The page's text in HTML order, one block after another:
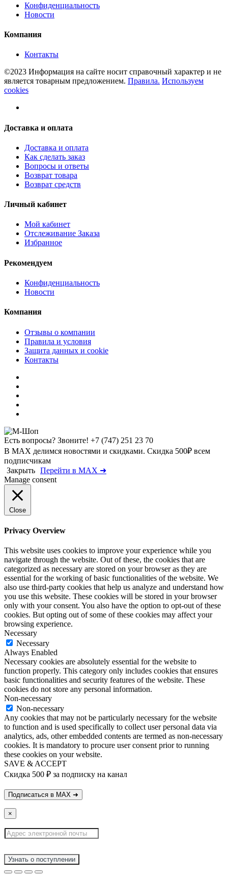
Конфиденциальность
Новости
Компания
Контакты
©2023 Информация на сайте носит справочный характер и не
является товарным предложением. Правила. Используем
cookies
Доставка и оплата
Доставка и оплата
Как сделать заказ
Вопросы и ответы
Возврат товара
Возврат средств
Личный кабинет
Мой кабинет
Отслеживание Заказа
Избранное
Рекомендуем
Конфиденциальность
Новости
Компания
Отзывы о компании
Правила и условия
Защита данных и cookie
Контакты
Есть вопросы? Звоните! +7 (747) 251 23 70
В MAX делимся новостями и скидками. Скидка 500₽ всем
подписчикам
Закрыть Перейти в MAX ➜
Manage consent
Close
Privacy Overview
This website uses cookies to improve your experience while you
navigate through the website. Out of these, the cookies that are
categorized as necessary are stored on your browser as they are
essential for the working of basic functionalities of the website. We
also use third-party cookies that help us analyze and understand how
you use this website. These cookies will be stored in your browser
only with your consent. You also have the option to opt-out of these
cookies. But opting out of some of these cookies may affect your
browsing experience.
Necessary
Necessary
Always Enabled
Necessary cookies are absolutely essential for the website to
function properly. This category only includes cookies that ensures
basic functionalities and security features of the website. These
cookies do not store any personal information.
Non-necessary
Non-necessary
Any cookies that may not be particularly necessary for the website
to function and is used specifically to collect user personal data via
analytics, ads, other embedded contents are termed as non-necessary
cookies. It is mandatory to procure user consent prior to running
these cookies on your website.
SAVE & ACCEPT
Скидка 500 ₽ за подписку на канал
×
Узнать о поступлении